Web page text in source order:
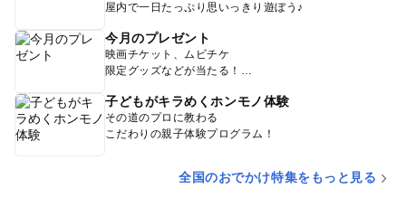
屋内で一日たっぷり思いっきり遊ぼう♪
今月のプレゼント
映画チケット、ムビチケ
限定グッズなどが当たる！
子どもがキラめくホンモノ体験
その道のプロに教わる
こだわりの親子体験プログラム！
全国のおでかけ特集をもっと見る